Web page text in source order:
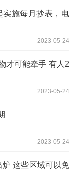
实施每月抄表，电
2023-05-24
才可能牵手 有人2
2023-05-24
2023-05-24
炉 这些区域可以免